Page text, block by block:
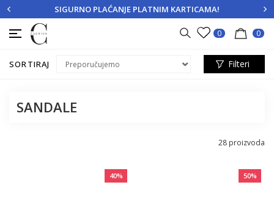
PRIJAVITE SE REGISTRUJTE SE
SIGURNO PLAĆANJE PLATNIM KARTICAMA!
0 0
SANDALE
SORTIRAJ Filteri
28 proizvoda
40% 50%